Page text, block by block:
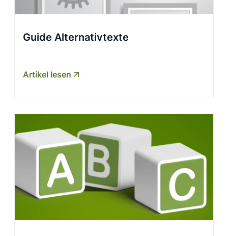
Guide Alternativtexte
Artikel lesen